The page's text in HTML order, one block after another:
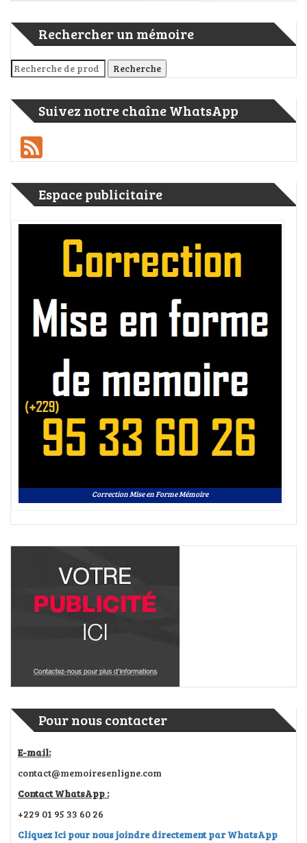
Rechercher un mémoire
Recherche pour : Recherche
Suivez notre chaîne WhatsApp
Espace publicitaire
Correction Mise en Forme Mémoire
Pour nous contacter
E-mail:
contact@memoiresenligne.com
Contact WhatsApp :
+229 01 95 33 60 26
Cliquez Ici pour nous joindre directement par WhatsApp